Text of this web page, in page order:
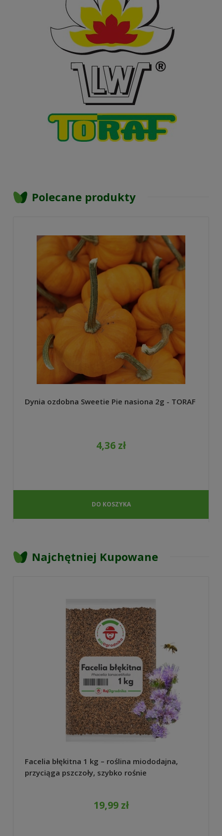
Polecane produkty
Dynia ozdobna Sweetie Pie nasiona 2g - TORAF
4,36 zł
DO KOSZYKA
Najchętniej Kupowane
Facelia błękitna 1 kg – roślina miododajna,
przyciąga pszczoły, szybko rośnie
19,99 zł